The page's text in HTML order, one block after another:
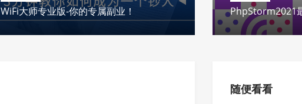
WiFi大师专业版-你的专属副业！ PhpStorm2021
随便看看